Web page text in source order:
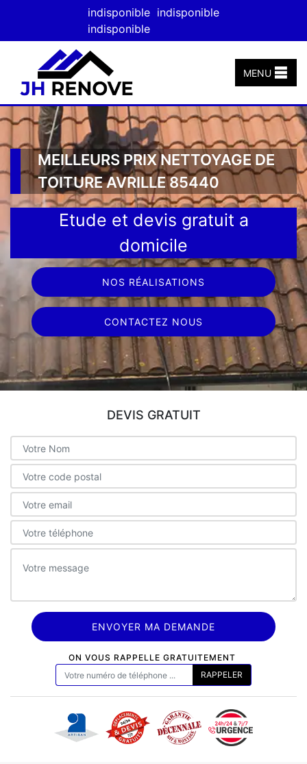
indisponible indisponible
indisponible
MENU
MEILLEURS PRIX NETTOYAGE DE
TOITURE AVRILLE 85440
Etude et devis gratuit a
domicile
NOS RÉALISATIONS
CONTACTEZ NOUS
DEVIS GRATUIT
ON VOUS RAPPELLE GRATUITEMENT